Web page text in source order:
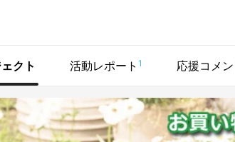
クト 活動レポート 1 応援コメン